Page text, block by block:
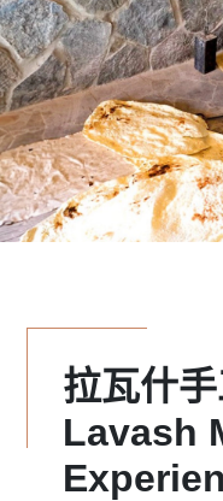
拉瓦什
Lavash